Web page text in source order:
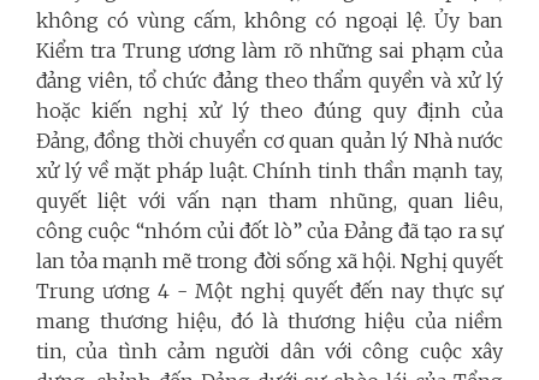
không có vùng cấm, không có ngoại lệ. Ủy ban
Kiểm tra Trung ương làm rõ những sai phạm của
đảng viên, tổ chức đảng theo thẩm quyền và xử lý
hoặc kiến nghị xử lý theo đúng quy định của
Đảng, đồng thời chuyển cơ quan quản lý Nhà nước
xử lý về mặt pháp luật. Chính tinh thần mạnh tay,
quyết liệt với vấn nạn tham nhũng, quan liêu,
công cuộc “nhóm củi đốt lò” của Đảng đã tạo ra sự
lan tỏa mạnh mẽ trong đời sống xã hội. Nghị quyết
Trung ương 4 - Một nghị quyết đến nay thực sự
mang thương hiệu, đó là thương hiệu của niềm
tin, của tình cảm người dân với công cuộc xây